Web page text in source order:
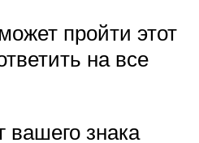
пройти этот
на все
вашего знака